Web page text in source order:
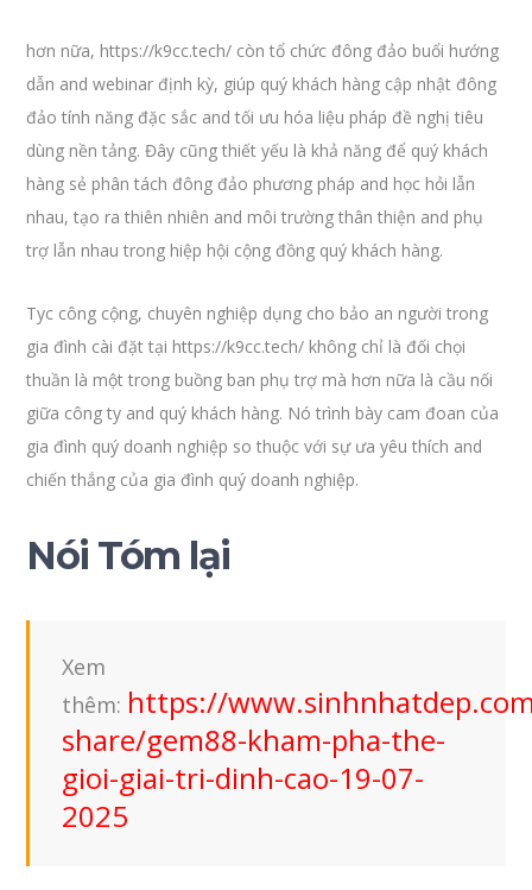
hơn nữa, https://k9cc.tech/ còn tổ chức đông đảo buổi hướng
dẫn and webinar định kỳ, giúp quý khách hàng cập nhật đông
đảo tính năng đặc sắc and tối ưu hóa liệu pháp đề nghị tiêu
dùng nền tảng. Đây cũng thiết yếu là khả năng để quý khách
hàng sẻ phân tách đông đảo phương pháp and học hỏi lẫn
nhau, tạo ra thiên nhiên and môi trường thân thiện and phụ
trợ lẫn nhau trong hiệp hội cộng đồng quý khách hàng.
Tус công cộng, chuyên nghiệp dụng cho bảo an người trong
gia đình cài đặt tại https://k9cc.tech/ không chỉ là đối chọi
thuần là một trong buồng ban phụ trợ mà hơn nữa là cầu nối
giữa công ty and quý khách hàng. Nó trình bày cam đoan của
gia đình quý doanh nghiệp so thuộc với sự ưa yêu thích and
chiến thắng của gia đình quý doanh nghiệp.
Nói Tóm lại
Xem
thêm: https://
share/gem88-kham-pha-the-
gioi-giai-tri-dinh-cao-19-07-
2025